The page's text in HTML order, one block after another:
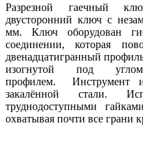
Разрезной гаечный
двусторонний ключ с
мм. Ключ оборудован
соединении, которая
двенадцатигранный
изогнутой под
профилем. Инструмент
закалённой стали.
труднодоступными
охватывая почти все грани